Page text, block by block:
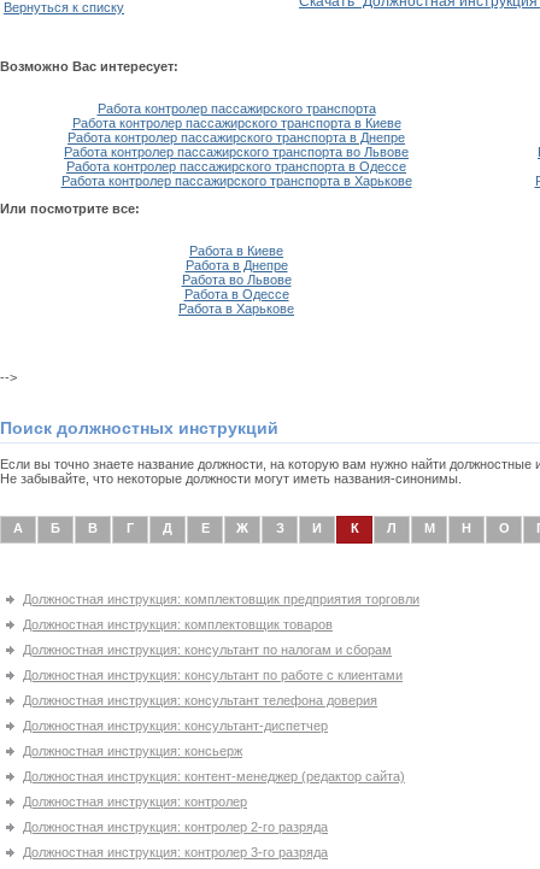
Вернуться к списку
Возможно Вас интересует:
Работа контролер пассажирского транспорта
Работа контролер пассажирского транспорта в Киеве
Работа контролер пассажирского транспорта в Днепре
Работа контролер пассажирского транспорта во Львове
Работа контролер пассажирского транспорта в Одессе
Работа контролер пассажирского транспорта в Харькове
Или посмотрите все:
Работа в Киеве
Работа в Днепре
Работа во Львове
Работа в Одессе
Работа в Харькове
-->
Поиск должностных инструкций
Если вы точно знаете название должности, на которую вам нужно найти
Не забывайте, что некоторые должности могут иметь названия-синонимы.
А Б В Г Д Е Ж З И К Л М Н О
Должностная инструкция: комплектовщик предприятия торговли
Должностная инструкция: комплектовщик товаров
Должностная инструкция: консультант по налогам и сборам
Должностная инструкция: консультант по работе с клиентами
Должностная инструкция: консультант телефона доверия
Должностная инструкция: консультант-диспетчер
Должностная инструкция: консьерж
Должностная инструкция: контент-менеджер (редактор сайта)
Должностная инструкция: контролер
Должностная инструкция: контролер 2-го разряда
Должностная инструкция: контролер 3-го разряда